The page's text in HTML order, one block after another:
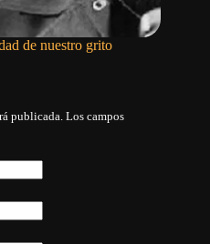
de nuestro grito
publicada. Los campos